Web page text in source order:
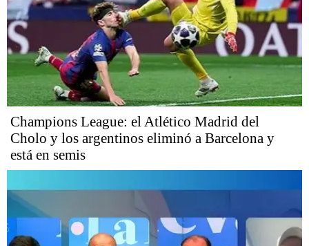
Champions League: el Atlético Madrid del
Cholo y los argentinos eliminó a Barcelona y
está en semis